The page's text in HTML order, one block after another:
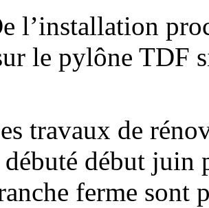
le pylône TDF
de
début juin
ferme sont